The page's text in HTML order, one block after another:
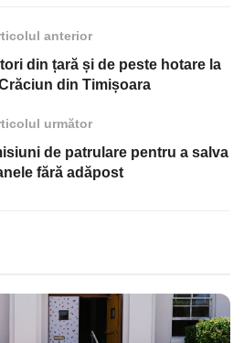
anterior
din țară și de peste hotare la
din Timișoara
următor
de patrulare pentru a salva
fără adăpost